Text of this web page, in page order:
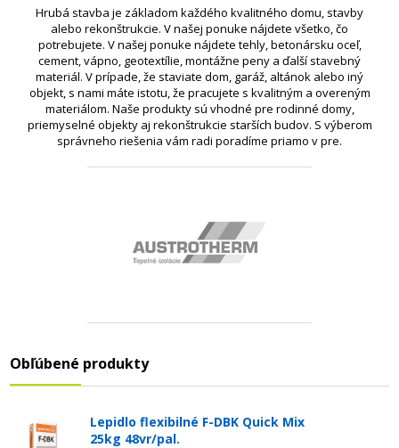
Hrubá stavba je základom každého kvalitného domu, stavby
alebo rekonštrukcie. V našej ponuke nájdete všetko, čo
potrebujete. V našej ponuke nájdete tehly, betonársku oceľ,
cement, vápno, geotextílie, montážne peny a ďalší stavebný
materiál. V prípade, že staviate dom, garáž, altánok alebo iný
objekt, s nami máte istotu, že pracujete s kvalitným a overeným
materiálom. Naše produkty sú vhodné pre rodinné domy,
priemyselné objekty aj rekonštrukcie starších budov. S výberom
správneho riešenia vám radi poradíme priamo v pre.
Obľúbené produkty
Lepidlo flexibilné F-DBK Quick Mix
25kg 48vr/pal.